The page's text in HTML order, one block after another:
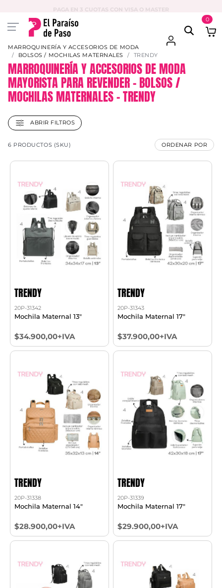
PAGA EN 3 CUOTAS CON VISA O MASTER
0
MARROQUINERÍA Y ACCESORIOS DE MODA
BOLSOS / MOCHILAS MATERNALES
TRENDY
MARROQUINERÍA Y ACCESORIOS DE MODA
MAYORISTA PARA REVENDER – BOLSOS /
MOCHILAS MATERNALES – TRENDY
ABRIR FILTROS
6 PRODUCTOS (SKU) ORDENAR POR
TRENDY
20P-31342
Mochila Maternal 13"
$34.900,00+IVA
TRENDY
20P-31343
Mochila Maternal 17"
$37.900,00+IVA
TRENDY
20P-31338
Mochila Maternal 14"
$28.900,00+IVA
TRENDY
20P-31339
Mochila Maternal 17"
$29.900,00+IVA